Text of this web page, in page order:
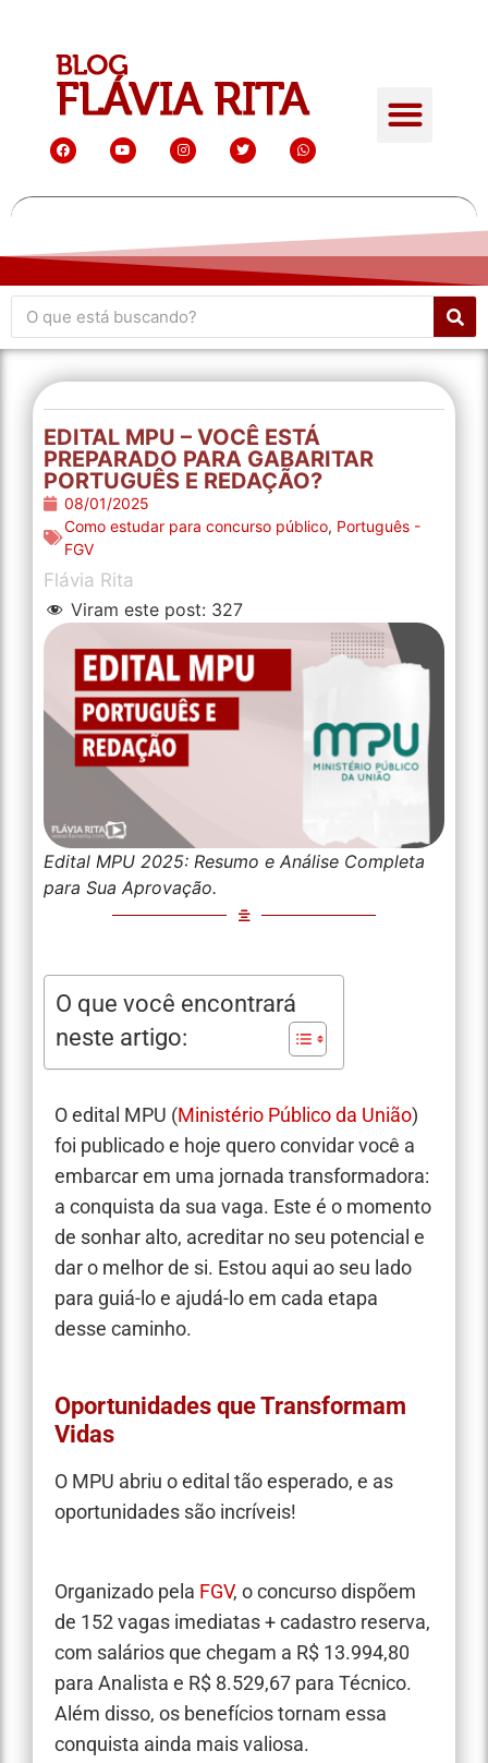
EDITAL MPU – VOCÊ ESTÁ
PREPARADO PARA GABARITAR
PORTUGUÊS E REDAÇÃO?
08/01/2025
Como estudar para concurso público, Português -
FGV
Flávia Rita
Viram este post: 327
Edital MPU 2025: Resumo e Análise Completa
para Sua Aprovação.
O que você encontrará
neste artigo:
O edital MPU (Ministério Público da União)
foi publicado e hoje quero convidar você a
embarcar em uma jornada transformadora:
a conquista da sua vaga. Este é o momento
de sonhar alto, acreditar no seu potencial e
dar o melhor de si. Estou aqui ao seu lado
para guiá-lo e ajudá-lo em cada etapa
desse caminho.
Oportunidades que Transformam
Vidas
O MPU abriu o edital tão esperado, e as
oportunidades são incríveis!
Organizado pela FGV, o concurso dispõem
de 152 vagas imediatas + cadastro reserva,
com salários que chegam a R$ 13.994,80
para Analista e R$ 8.529,67 para Técnico.
Além disso, os benefícios tornam essa
conquista ainda mais valiosa.